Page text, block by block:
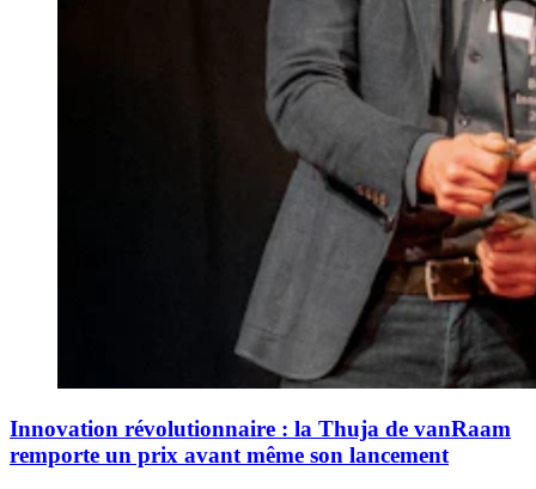
Innovation révolutionnaire : la Thuja de vanRaam
remporte un prix avant même son lancement